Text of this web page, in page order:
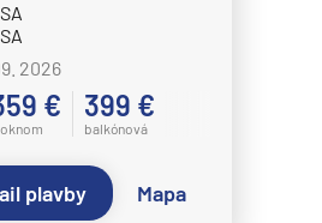
2026
€ 399 €
balkónová
plavby Mapa